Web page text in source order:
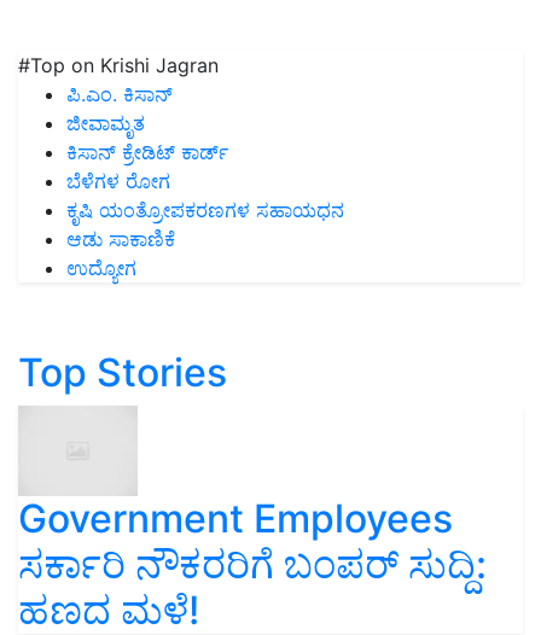
#Top on Krishi Jagran
ಪಿ.ಎಂ. ಕಿಸಾನ್
ಜೀವಾಮೃತ
ಕಿಸಾನ್ ಕ್ರೇಡಿಟ್ ಕಾರ್ಡ್
ಬೆಳೆಗಳ ರೋಗ
ಕೃಷಿ ಯಂತ್ರೋಪಕರಣಗಳ ಸಹಾಯಧನ
ಆಡು ಸಾಕಾಣಿಕೆ
ಉದ್ಯೋಗ
Top Stories
Government Employees
ಸರ್ಕಾರಿ ನೌಕರರಿಗೆ ಬಂಪರ್‌ ಸುದ್ದಿ:
ಹಣದ ಮಳೆ!